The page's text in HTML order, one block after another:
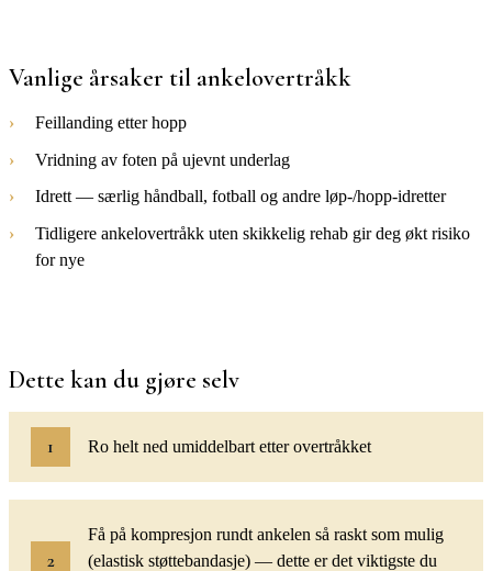
Vanlige årsaker til ankelovertråkk
Feillanding etter hopp
Vridning av foten på ujevnt underlag
Idrett — særlig håndball, fotball og andre løp-/hopp-idretter
Tidligere ankelovertråkk uten skikkelig rehab gir deg økt risiko
for nye
Dette kan du gjøre selv
Ro helt ned umiddelbart etter overtråkket
Få på kompresjon rundt ankelen så raskt som mulig
(elastisk støttebandasje) — dette er det viktigste du